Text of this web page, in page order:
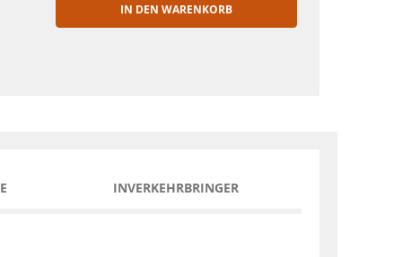
IN DEN WARENKORB
INVERKEHRBRINGER